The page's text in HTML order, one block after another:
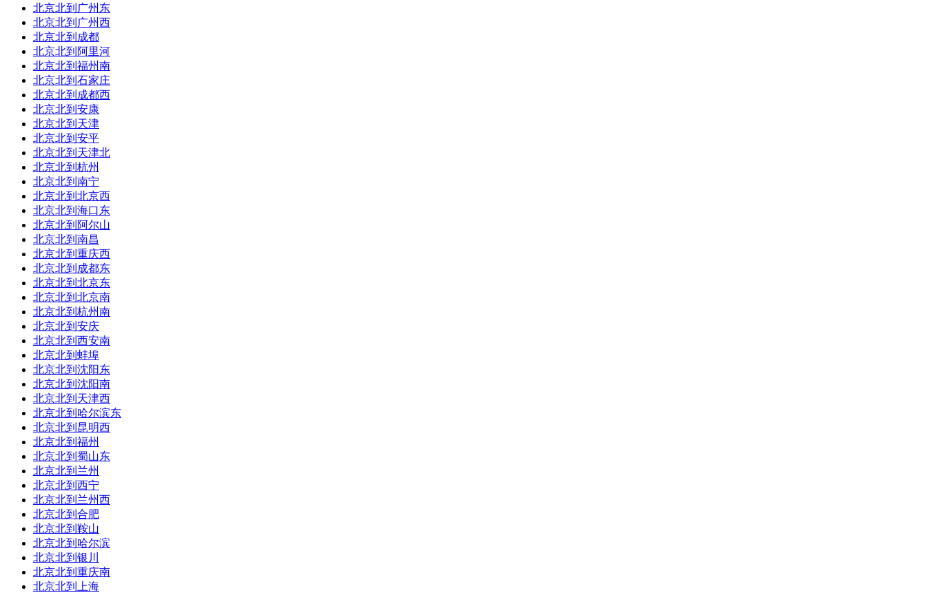
订票平台：
北京北到广州东
北京北到广州西
北京北到成都
北京北到阿里河
北京北到福州南
北京北到石家庄
北京北到成都西
北京北到安康
北京北到天津
北京北到安平
北京北到天津北
北京北到杭州
北京北到南宁
北京北到北京西
北京北到海口东
北京北到阿尔山
北京北到南昌
北京北到重庆西
北京北到成都东
北京北到北京东
北京北到北京南
北京北到杭州南
北京北到安庆
北京北到西安南
北京北到蚌埠
北京北到沈阳东
北京北到沈阳南
北京北到天津西
北京北到哈尔滨东
北京北到昆明西
北京北到福州
北京北到蜀山东
北京北到兰州
北京北到西宁
北京北到兰州西
北京北到合肥
北京北到鞍山
北京北到哈尔滨
北京北到银川
北京北到重庆南
北京北到上海